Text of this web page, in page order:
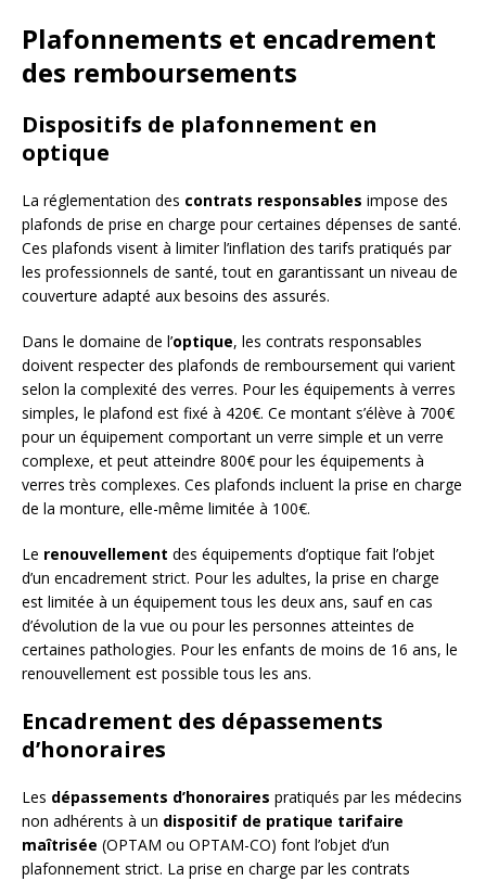
Plafonnements et encadrement
des remboursements
Dispositifs de plafonnement en
optique
La réglementation des contrats responsables impose des
plafonds de prise en charge pour certaines dépenses de santé.
Ces plafonds visent à limiter l’inflation des tarifs pratiqués par
les professionnels de santé, tout en garantissant un niveau de
couverture adapté aux besoins des assurés.
Dans le domaine de l’optique, les contrats responsables
doivent respecter des plafonds de remboursement qui varient
selon la complexité des verres. Pour les équipements à verres
simples, le plafond est fixé à 420€. Ce montant s’élève à 700€
pour un équipement comportant un verre simple et un verre
complexe, et peut atteindre 800€ pour les équipements à
verres très complexes. Ces plafonds incluent la prise en charge
de la monture, elle-même limitée à 100€.
Le renouvellement des équipements d’optique fait l’objet
d’un encadrement strict. Pour les adultes, la prise en charge
est limitée à un équipement tous les deux ans, sauf en cas
d’évolution de la vue ou pour les personnes atteintes de
certaines pathologies. Pour les enfants de moins de 16 ans, le
renouvellement est possible tous les ans.
Encadrement des dépassements
d’honoraires
Les dépassements d’honoraires pratiqués par les médecins
non adhérents à un dispositif de pratique tarifaire
maîtrisée (OPTAM ou OPTAM-CO) font l’objet d’un
plafonnement strict. La prise en charge par les contrats